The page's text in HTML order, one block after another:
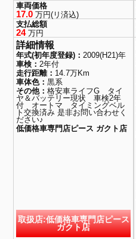
車両価格
17.0 万円(リ済込)
支払総額
24万円
詳細情報
年式(初年度登録)： 2009(H21)年
車検： 2年付
走行距離： 14.7万Km
車体色：黒系
その他：格安車ライフG タイ
ヤ＆バッテリー現状 車検2年
付 オートマ タイミングベル
ト交換済み 是非お問い合わせく
ださい♪
低価格車専門店ピース ガクト店
取扱店:低価格車専門店ピース
ガクト店